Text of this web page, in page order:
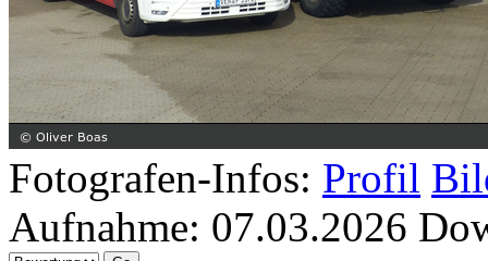
Fotografen-Infos: Profil
Aufnahme: 07.03.2026